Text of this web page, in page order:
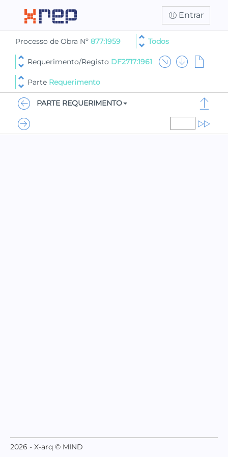
Entrar
Processo de Obra Nº 877:1959 Todos
Requerimento/Registo DF2717:1961
Parte Requerimento
PARTE REQUERIMENTO
2026 - X-arq © MIND